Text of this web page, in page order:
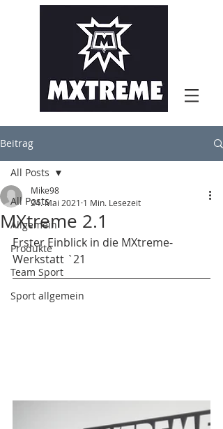
Beitrag
All Posts
Allgemein
Produkte
Team Sport
Sport allgemein
All Posts
MXtreme 2.1
Mike98
24. Mai 2021 1 Min. Lesezeit
Erster Einblick in die MXtreme-
Werkstatt `21